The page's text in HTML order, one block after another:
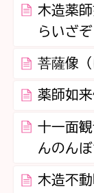
木造薬
らいざぞ
菩薩像（
薬師如
十一面
んのんぼ
木造不